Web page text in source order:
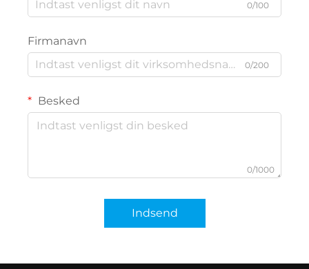
0/100
Firmanavn
0/200
Besked
0/1000
Indsend